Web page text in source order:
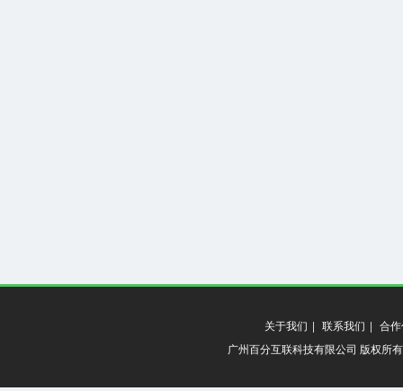
关于我们 | 联系我们 | 合
广州百分互联科技有限公司 版权所